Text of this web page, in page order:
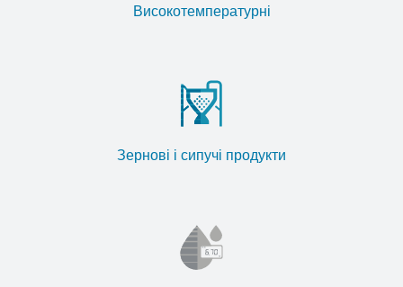
Високотемпературні
Зернові і сипучі продукти